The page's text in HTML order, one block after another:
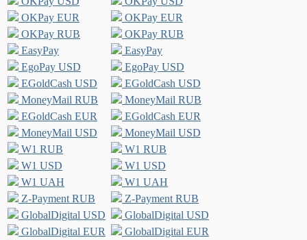
OKPay EUR
OKPay EUR
OKPay RUB
OKPay RUB
EasyPay
EasyPay
EgoPay USD
EgoPay USD
EGoldCash USD
EGoldCash USD
MoneyMail RUB
MoneyMail RUB
EGoldCash EUR
EGoldCash EUR
MoneyMail USD
MoneyMail USD
W1 RUB
W1 RUB
W1 USD
W1 USD
W1 UAH
W1 UAH
Z-Payment RUB
Z-Payment RUB
GlobalDigital USD
GlobalDigital USD
GlobalDigital EUR
GlobalDigital EUR